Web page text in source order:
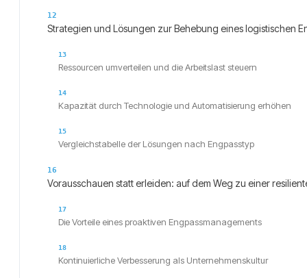
Strategien und Lösungen zur Behebung eines logistischen
Ressourcen umverteilen und die Arbeitslast steuern
Kapazität durch Technologie und Automatisierung erhöhen
Vergleichstabelle der Lösungen nach Engpasstyp
Vorausschauen statt erleiden: auf dem Weg zu einer
Die Vorteile eines proaktiven Engpassmanagements
Kontinuierliche Verbesserung als Unternehmenskultur